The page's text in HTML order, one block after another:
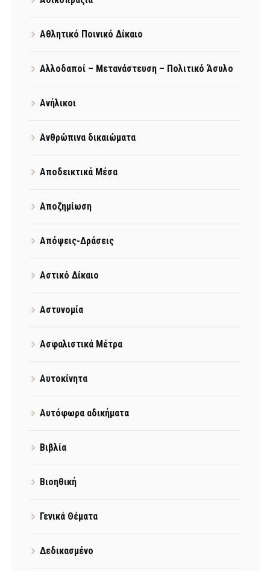
Αθλητικό Ποινικό Δίκαιο
Αλλοδαποί – Μετανάστευση – Πολιτικό Άσυλο
Ανήλικοι
Ανθρώπινα δικαιώματα
Αποδεικτικά Μέσα
Αποζημίωση
Απόψεις-Δράσεις
Αστικό Δίκαιο
Αστυνομία
Ασφαλιστικά Μέτρα
Αυτοκίνητα
Αυτόφωρα αδικήματα
Βιβλία
Βιοηθική
Γενικά Θέματα
Δεδικασμένο